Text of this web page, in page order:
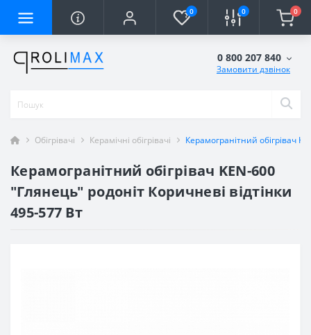
0 0 0
0 800 207 840
Замовити дзвінок
Обігрівачі Керамічні обігрівачі Керамогранітний обігрівач
Керамогранітний обігрівач KEN-600
"Глянець" родоніт Коричневі відтінки
495-577 Вт